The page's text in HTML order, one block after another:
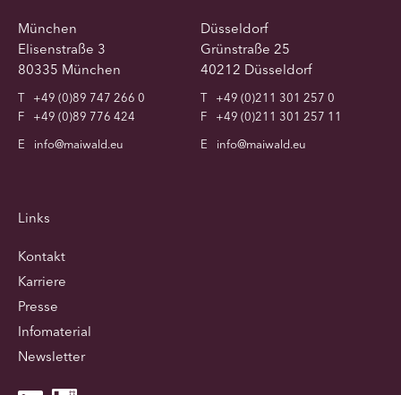
München
Elisenstraße 3
80335 München
T
+49 (0)89 747 266 0
F
+49 (0)89 776 424
E
info@maiwald.eu
Düsseldorf
Grünstraße 25
40212 Düsseldorf
T
+49 (0)211 301 257 0
F
+49 (0)211 301 257 11
E
info@maiwald.eu
Links
Kontakt
Karriere
Presse
Infomaterial
Newsletter